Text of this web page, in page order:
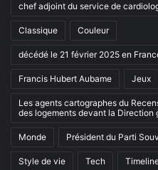
chef adjoint du service de
Classique Couleur
décédé le 21 février 2025 en
Francis Hubert Aubame Jeux
Les agents cartographes du
des logements devant la Direction
Monde Président du Parti
Style de vie Tech